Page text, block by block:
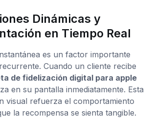
Dinámicas y
en Tiempo Real
es un factor importante
Cuando un cliente recibe
de fidelización digital para apple
en su pantalla inmediatamente. Esta
visual refuerza el comportamiento
la recompensa se sienta tangible.